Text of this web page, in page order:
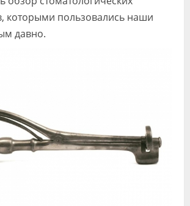
которыми пользовались наши
давно.